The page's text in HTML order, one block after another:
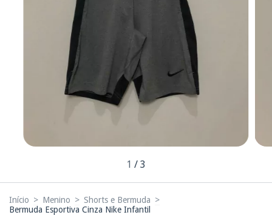
1 / 3
Início > Menino > Shorts e Bermuda >
Bermuda Esportiva Cinza Nike Infantil